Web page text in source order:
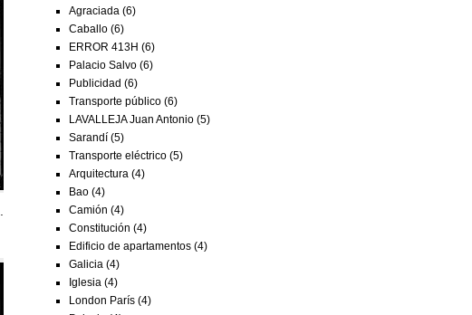
Agraciada (6)
Caballo (6)
ERROR 413H (6)
Palacio Salvo (6)
Publicidad (6)
Transporte público (6)
LAVALLEJA Juan Antonio (5)
Sarandí (5)
Transporte eléctrico (5)
Arquitectura (4)
Bao (4)
Camión (4)
Constitución (4)
Edificio de apartamentos (4)
Galicia (4)
Iglesia (4)
London París (4)